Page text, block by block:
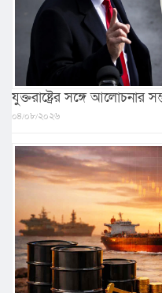
যুক্তরাষ্ট্রের সঙ্গে আলোচনার
০৪/০৮/২০২৬